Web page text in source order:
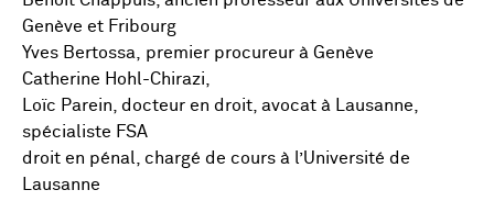
Genève et Fribourg
Yves Bertossa, premier procureur à Genève
Catherine Hohl-Chirazi,
Loïc Parein, docteur en droit, avocat à Lausanne,
spécialiste FSA
droit en pénal, chargé de cours à l’Université de
Lausanne